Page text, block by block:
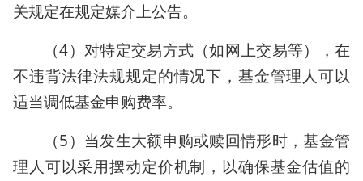
关规定在规定媒介上公告。
（4）对特定交易方式（如网上交易等），在
不违背法律法规规定的情况下，基金管理人可以
适当调低基金申购费率。
（5）当发生大额申购或赎回情形时，基金管
理人可以采用摆动定价机制，以确保基金估值的